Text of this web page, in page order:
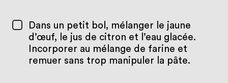
Dans un petit bol, mélanger le jaune
d’œuf, le jus de citron et l’eau glacée.
Incorporer au mélange de farine et
remuer sans trop manipuler la pâte.